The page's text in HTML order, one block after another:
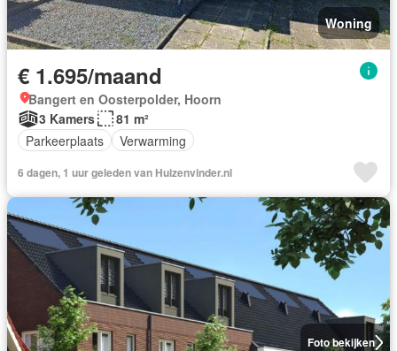
Woning
€ 1.695/maand
Bangert en Oosterpolder, Hoorn
3 Kamers
81 m²
Parkeerplaats
Verwarming
6 dagen, 1 uur geleden van Huizenvinder.nl
Foto bekijken